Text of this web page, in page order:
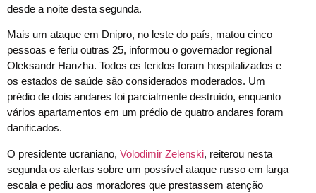
desde a noite desta segunda.
Mais um ataque em Dnipro, no leste do país, matou cinco
pessoas e feriu outras 25, informou o governador regional
Oleksandr Hanzha. Todos os feridos foram hospitalizados e
os estados de saúde são considerados moderados. Um
prédio de dois andares foi parcialmente destruído, enquanto
vários apartamentos em um prédio de quatro andares foram
danificados.
O presidente ucraniano, Volodimir Zelenski, reiterou nesta
segunda os alertas sobre um possível ataque russo em larga
escala e pediu aos moradores que prestassem atenção